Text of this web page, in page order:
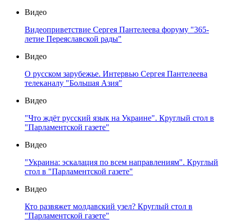
Видео
Видеоприветствие Сергея Пантелеева форуму "365-
летие Переяславской рады"
Видео
О русском зарубежье. Интервью Сергея Пантелеева
телеканалу "Большая Азия"
Видео
"Что ждёт русский язык на Украине". Круглый стол в
"Парламентской газете"
Видео
"Украина: эскалация по всем направлениям". Круглый
стол в "Парламентской газете"
Видео
Кто развяжет молдавский узел? Круглый стол в
"Парламентской газете"